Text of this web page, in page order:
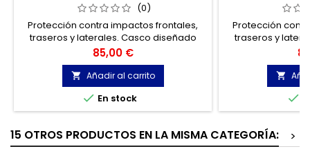
(0)
Protección contra impactos frontales,
traseros y laterales. Casco diseñado
con 10 entradas de aire que maximizan
el flujo de aire interno.
Precio
85,00 €
 Añadir al carrito
 En stock
Protección
traseros y
con 10 entradas
el flujo de aire
canales de
excelente


15 OTROS PRODUCTOS EN LA MISMA CATEGORÍA:
>